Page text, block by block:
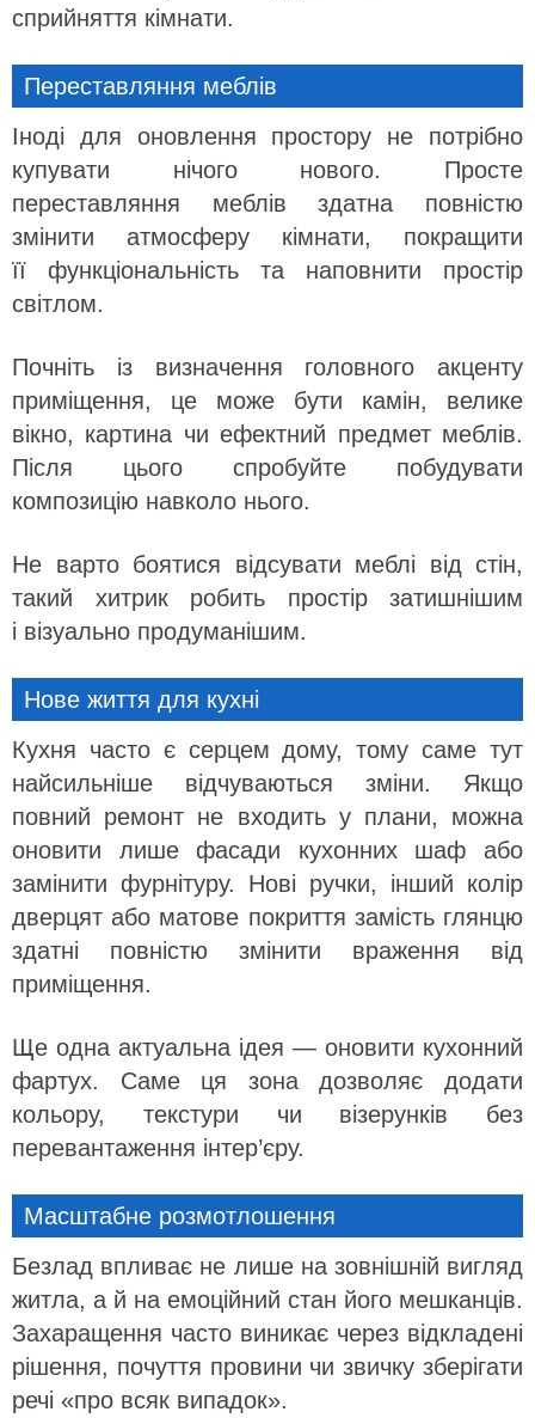
сприйняття кімнати.
Переставляння меблів
Іноді для оновлення простору не потрібно
купувати нічого нового. Просте
переставляння меблів здатна повністю
змінити атмосферу кімнати, покращити
її функціональність та наповнити простір
світлом.
Почніть із визначення головного акценту
приміщення, це може бути камін, велике
вікно, картина чи ефектний предмет меблів.
Після цього спробуйте побудувати
композицію навколо нього.
Не варто боятися відсувати меблі від стін,
такий хитрик робить простір затишнішим
і візуально продуманішим.
Нове життя для кухні
Кухня часто є серцем дому, тому саме тут
найсильніше відчуваються зміни. Якщо
повний ремонт не входить у плани, можна
оновити лише фасади кухонних шаф або
замінити фурнітуру. Нові ручки, інший колір
дверцят або матове покриття замість глянцю
здатні повністю змінити враження від
приміщення.
Ще одна актуальна ідея — оновити кухонний
фартух. Саме ця зона дозволяє додати
кольору, текстури чи візерунків без
перевантаження інтер’єру.
Масштабне розмотлошення
Безлад впливає не лише на зовнішній вигляд
житла, а й на емоційний стан його мешканців.
Захаращення часто виникає через відкладені
рішення, почуття провини чи звичку зберігати
речі «про всяк випадок».